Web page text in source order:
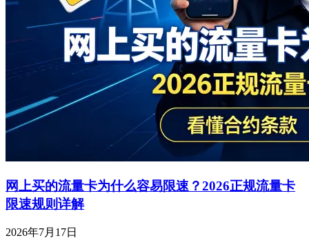
网上买的流量卡为什么容易限速？2026正规流量卡
限速规则详解
2026年7月17日